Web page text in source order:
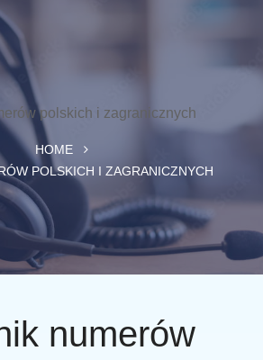
polskich i zagranicznych
HOME
POLSKICH I ZAGRANICZNYCH
numerów